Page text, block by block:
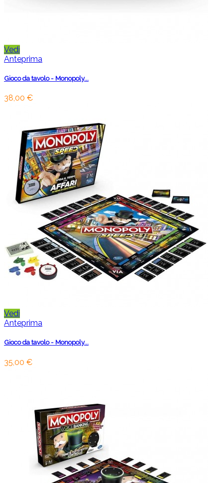
Vedi
Anteprima
Gioco da tavolo - Monopoly...
38,00 €
Vedi
Anteprima
Gioco da tavolo - Monopoly...
35,00 €